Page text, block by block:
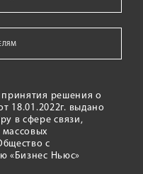
решения о
18.01.2022г. выдано
в сфере связи,
с
«Бизнес Ньюс»